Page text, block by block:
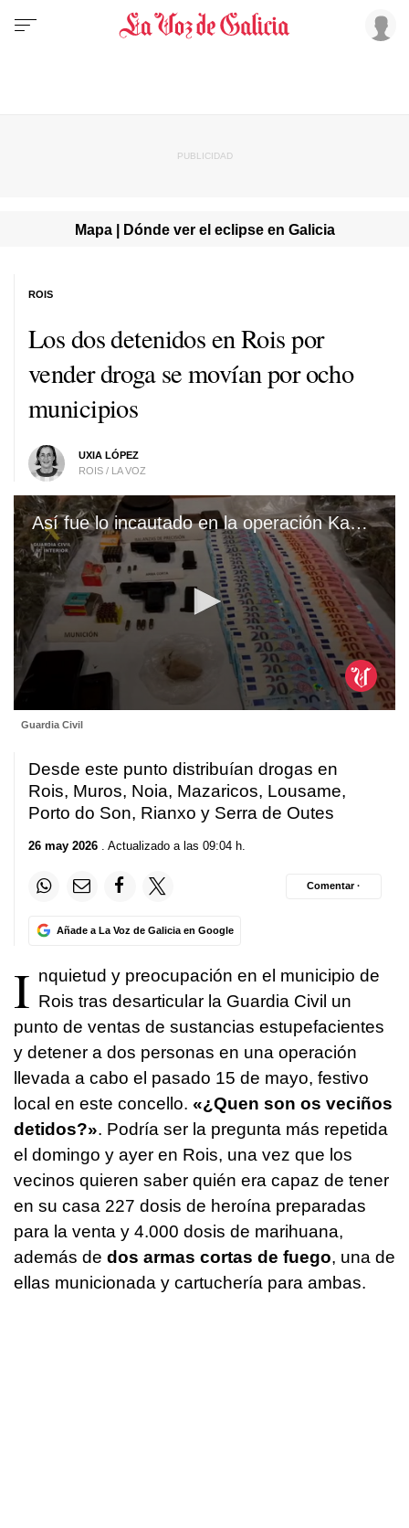
Mapa | Dónde ver el eclipse en Galicia
Los dos detenidos en Rois por
vender droga se movían por ocho
municipios
UXIA LÓPEZ
ROIS / LA VOZ
ROIS
Así fue lo incautado en la operación Kaut de la Guardia Civil, en Rois
seconds
seconds
Guardia Civil
Desde este punto distribuían drogas en
Rois, Muros, Noia, Mazaricos, Lousame,
Porto do Son, Rianxo y Serra de Outes
26 may 2026 . Actualizado a las 09:04 h.
Añade a La Voz de Galicia en Google
Comentar ·
I nquietud y preocupación en el municipio de
Rois tras desarticular la Guardia Civil un
punto de ventas de sustancias estupefacientes
y detener a dos personas en una operación
llevada a cabo el pasado 15 de mayo, festivo
local en este concello. «¿Quen son os veciños
detidos?». Podría ser la pregunta más repetida
el domingo y ayer en Rois, una vez que los
vecinos quieren saber quién era capaz de tener
en su casa 227 dosis de heroína preparadas
para la venta y 4.000 dosis de marihuana,
además de dos armas cortas de fuego, una de
ellas municionada y cartuchería para ambas.